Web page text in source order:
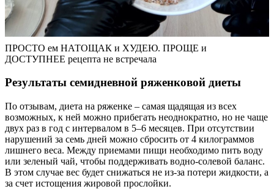
ПРОСТО ем НАТОЩАК и ХУДЕЮ. ПРОЩЕ и
ДОСТУПНЕЕ рецепта не встречала
Результаты семидневной ряженковой диеты
По отзывам, диета на ряженке – самая щадящая из всех
возможных, к ней можно прибегать неоднократно, но не чаще
двух раз в год с интервалом в 5–6 месяцев. При отсутствии
нарушений за семь дней можно сбросить от 4 килограммов
лишнего веса. Между приемами пищи необходимо пить воду
или зеленый чай, чтобы поддерживать водно-солевой баланс.
В этом случае вес будет снижаться не из-за потери жидкости, а
за счет истощения жировой прослойки.